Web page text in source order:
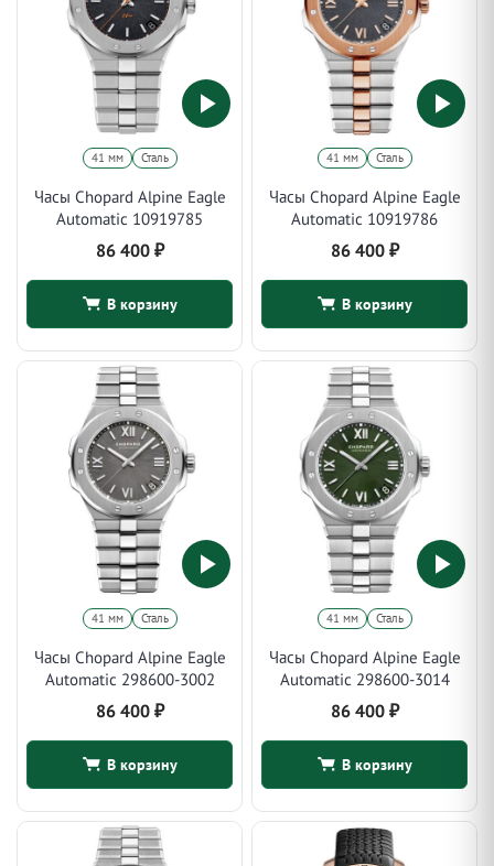
41 мм Сталь
Часы Chopard Alpine Eagle
Automatic 10919785
86 400 ₽
В корзину
41 мм Сталь
Часы Chopard Alpine Eagle
Automatic 10919786
86 400 ₽
В корзину
41 мм Сталь
Часы Chopard Alpine Eagle
Automatic 298600-3002
86 400 ₽
В корзину
41 мм Сталь
Часы Chopard Alpine Eagle
Automatic 298600-3014
86 400 ₽
В корзину